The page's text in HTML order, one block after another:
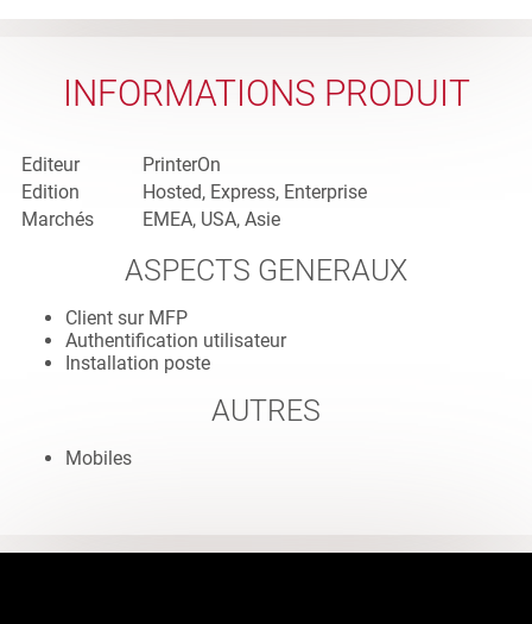
INFORMATIONS PRODUIT
Editeur
PrinterOn
Edition
Hosted, Express, Enterprise
Marchés
EMEA, USA, Asie
ASPECTS GENERAUX
Client sur MFP
Authentification utilisateur
Installation poste
AUTRES
Mobiles